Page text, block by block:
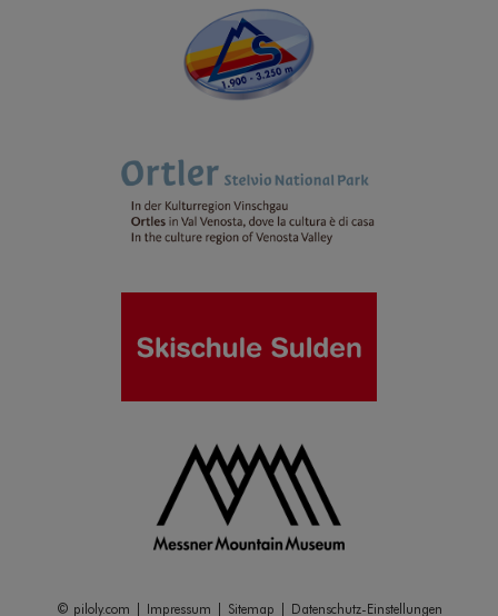
© piloly.com | Impressum | Sitemap | Datenschutz-Einstellungen